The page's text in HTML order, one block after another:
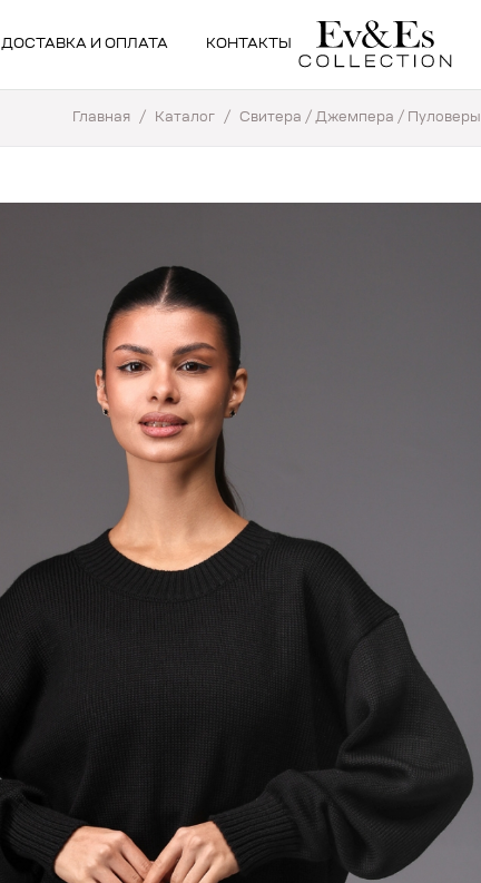
ДОСТАВКА И ОПЛАТА КОНТАКТЫ
Главная / Каталог / Свитера / Джемпера / Пуловеры